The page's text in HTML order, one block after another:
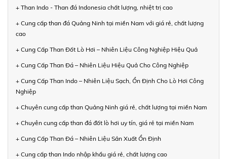
+ Than Indo - Than đá Indonesia chất lượng, nhiệt trị cao
+ Cung cấp than đá Quảng Ninh tại miền Nam với giá rẻ, chất lượng
cao
+ Cung Cấp Than Đốt Lò Hơi – Nhiên Liệu Công Nghiệp Hiệu Quả
+ Cung Cấp Than Đá – Nhiên Liệu Hiệu Quả Cho Công Nghiệp
+ Cung Cấp Than Indo – Nhiên Liệu Sạch, Ổn Định Cho Lò Hơi Công
Nghiệp
+ Chuyên cung cấp than Quảng Ninh giá rẻ, chất lượng tại miền Nam
+ Chuyên cung cấp than đá đốt lò hơi uy tín, giá rẻ tại miền Nam
+ Cung Cấp Than Đá – Nhiên Liệu Sản Xuất Ổn Định
+ Cung cấp than Indo nhập khẩu giá rẻ, chất lượng cao